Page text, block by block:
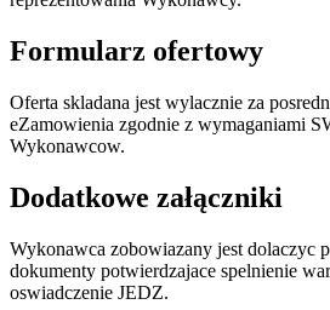
Formularz ofertowy
Oferta skladana jest wylacznie za
eZamowienia zgodnie z wymaganiami
Wykonawcow.
Dodatkowe załączniki
Wykonawca zobowiazany jest dolaczyc
dokumenty potwierdzajace spelnienie
oswiadczenie JEDZ.